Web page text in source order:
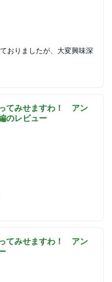
おりましたが、大変興味深
てみせますわ！ アン
のレビュー
てみせますわ！ アン